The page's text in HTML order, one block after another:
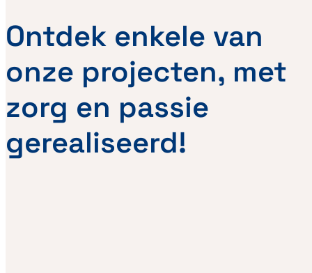
Ontdek enkele van
onze projecten, met
zorg en passie
gerealiseerd!